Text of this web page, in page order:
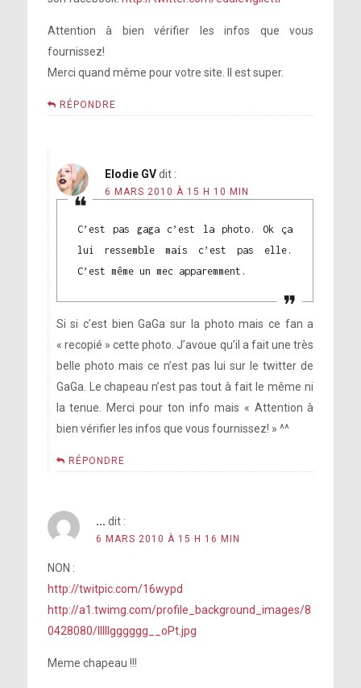
Attention à bien vérifier les infos que vous
fournissez!
Merci quand même pour votre site. Il est super.
RÉPONDRE
Elodie GV dit :
6 MARS 2010 À 15 H 10 MIN
C’est pas gaga c’est la photo. Ok ça
lui ressemble mais c’est pas elle.
C’est même un mec apparemment.
Si si c’est bien GaGa sur la photo mais ce fan a
« recopié » cette photo. J’avoue qu’il a fait une très
belle photo mais ce n’est pas lui sur le twitter de
GaGa. Le chapeau n’est pas tout à fait le même ni
la tenue. Merci pour ton info mais « Attention à
bien vérifier les infos que vous fournissez! » ^^
RÉPONDRE
... dit :
6 MARS 2010 À 15 H 16 MIN
NON :
http://twitpic.com/16wypd
http://a1.twimg.com/profile_background_images/8
0428080/lllllgggggg__oPt.jpg
Meme chapeau !!!